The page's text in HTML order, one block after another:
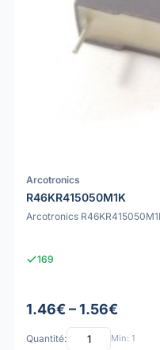
Arcotronics
R46KR415050M1K
Arcotronics
169
1.46€ – 1.56€
Quantité: Min: 1